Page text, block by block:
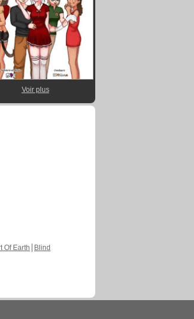
Voir plus
Of Earth
Blind